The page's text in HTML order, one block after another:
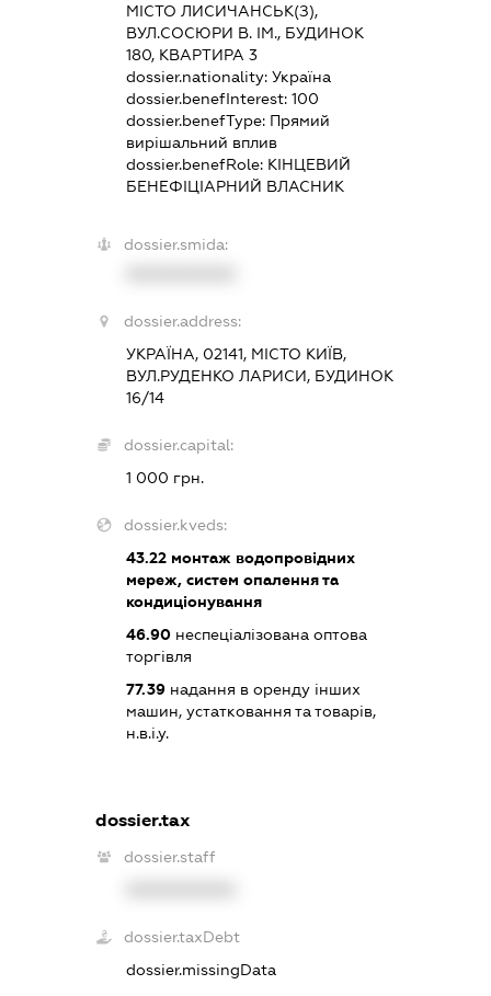
МІСТО ЛИСИЧАНСЬК(З),
ВУЛ.СОСЮРИ В. ІМ., БУДИНОК
180, КВАРТИРА 3
dossier.nationality: Україна
dossier.benefInterest: 100
dossier.benefType: Прямий
вирішальний вплив
dossier.benefRole: КІНЦЕВИЙ
БЕНЕФІЦІАРНИЙ ВЛАСНИК
dossier.smida:
dossier.address:
УКРАЇНА, 02141, МІСТО КИЇВ,
ВУЛ.РУДЕНКО ЛАРИСИ, БУДИНОК
16/14
dossier.capital:
1 000 грн.
dossier.kveds:
43.22монтаж водопровідних
мереж, систем опалення та
кондиціонування
46.90неспеціалізована оптова
торгівля
77.39надання в оренду інших
машин, устатковання та товарів,
н.в.і.у.
dossier.tax
dossier.staff
dossier.taxDebt
dossier.missingData